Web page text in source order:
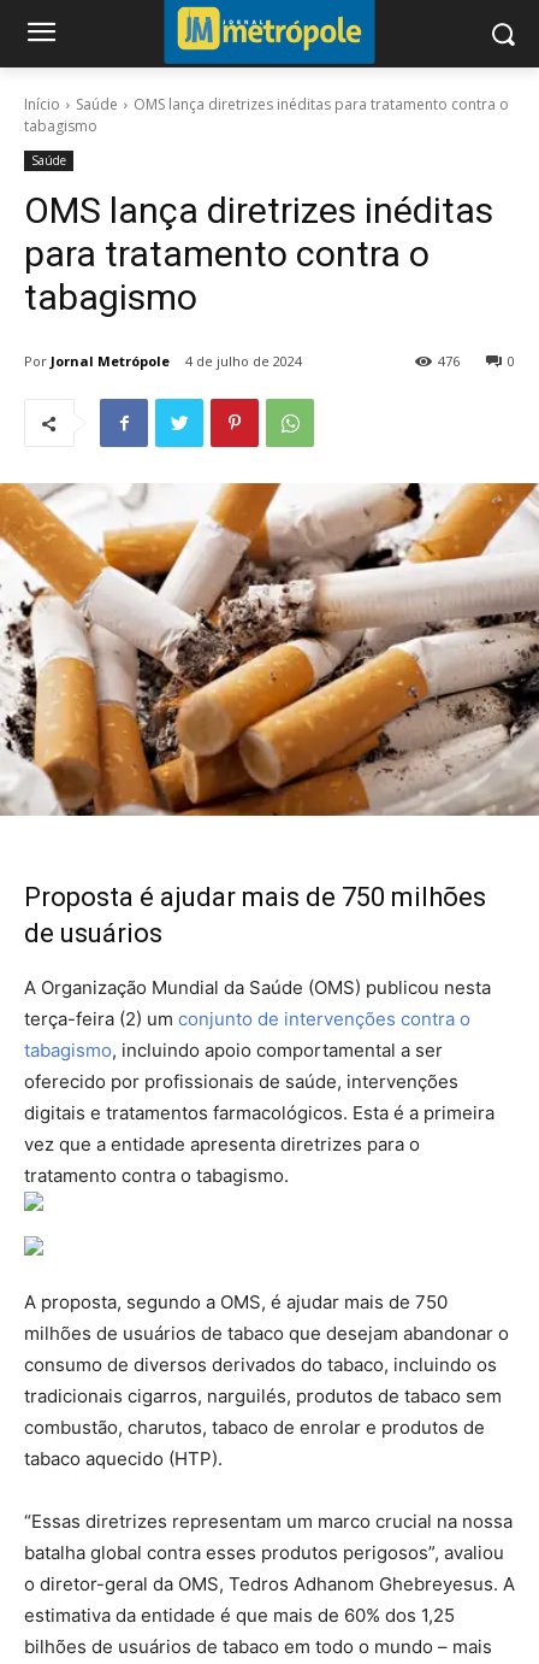
Início Saúde
OMS lança diretrizes inéditas para tratamento contra o
tabagismo
Saúde
OMS lança diretrizes inéditas
para tratamento contra o
tabagismo
Por Jornal Metrópole 4 de julho de 2024 0
476
Proposta é ajudar mais de 750 milhões
de usuários
A Organização Mundial da Saúde (OMS) publicou nesta
terça-feira (2) um conjunto de intervenções contra o
tabagismo, incluindo apoio comportamental a ser
oferecido por profissionais de saúde, intervenções
digitais e tratamentos farmacológicos. Esta é a primeira
vez que a entidade apresenta diretrizes para o
tratamento contra o tabagismo.
A proposta, segundo a OMS, é ajudar mais de 750
milhões de usuários de tabaco que desejam abandonar o
consumo de diversos derivados do tabaco, incluindo os
tradicionais cigarros, narguilés, produtos de tabaco sem
combustão, charutos, tabaco de enrolar e produtos de
tabaco aquecido (HTP).
“Essas diretrizes representam um marco crucial na nossa
batalha global contra esses produtos perigosos”, avaliou
o diretor-geral da OMS, Tedros Adhanom Ghebreyesus. A
estimativa da entidade é que mais de 60% dos 1,25
bilhões de usuários de tabaco em todo o mundo – mais